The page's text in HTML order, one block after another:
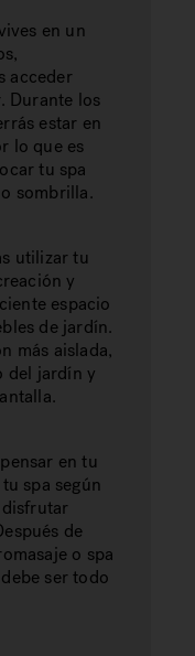
en un
acceder
Durante los
estar en
lo que es
tu spa
sombrilla.
utilizar tu
y
espacio
de jardín.
más aislada,
del jardín y
en tu
spa según
disfrutar
de
o spa
ser todo